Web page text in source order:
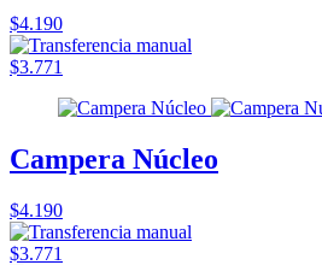
$4.190
$3.771
Campera Núcleo
$4.190
$3.771